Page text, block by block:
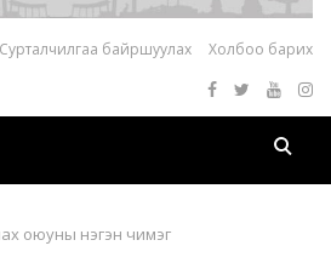
Сурталчилгаа байршуулах Холбоо барих
оюуны нэгэн чимэг